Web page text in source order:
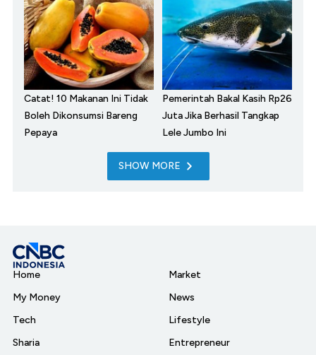
Catat! 10 Makanan Ini Tidak
Boleh Dikonsumsi Bareng
Pepaya
Pemerintah Bakal Kasih Rp26
Juta Jika Berhasil Tangkap
Lele Jumbo Ini
SHOW MORE
Home
My Money
Tech
Sharia
Market
News
Lifestyle
Entrepreneur